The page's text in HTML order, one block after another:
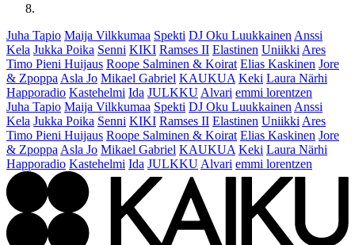
Juha Tapio Maija Vilkkumaa Spekti DJ Oku Luukkainen Anssi
Kela Jukka Poika Senni KIKI Ramses II Elastinen Uniikki Ares
Timo Pieni Huijaus Roope Salminen & Koirat Elias Kaskinen Jore
& Zpoppa Asla Jo Mikael Gabriel KAUKUA Keki Laura Närhi
Happoradio Kastehelmi Ida JULKKU Alvari emmi lorentzen
Juha Tapio Maija Vilkkumaa Spekti DJ Oku Luukkainen Anssi
Kela Jukka Poika Senni KIKI Ramses II Elastinen Uniikki Ares
Timo Pieni Huijaus Roope Salminen & Koirat Elias Kaskinen Jore
& Zpoppa Asla Jo Mikael Gabriel KAUKUA Keki Laura Närhi
Happoradio Kastehelmi Ida JULKKU Alvari emmi lorentzen